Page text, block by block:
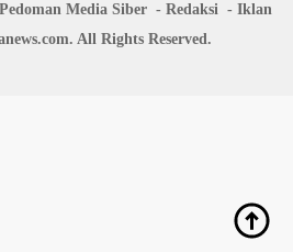
Pedoman Media Siber Redaksi
Iklan
All Rights Reserved.